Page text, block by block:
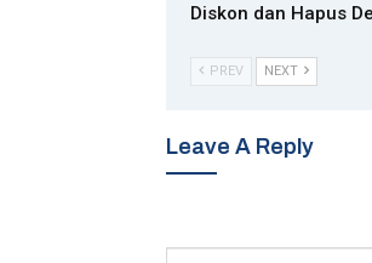
Diskon dan Hapus
PREV NEXT
Leave A Reply